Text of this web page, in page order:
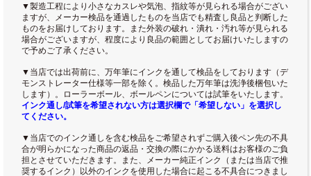
▼製造工程により小さなカスレや気泡、指紋等が見られる場合がござい
ますが、メーカー検品を通過したものを当店でも精査し良品と判断した
ものをお届けしております。また外装の破れ・潰れ・汚れ等が見られる
場合がございますが、程度により良品の範囲としてお届けいたしますの
で予めご了承ください。
▼当店では出荷前に、万年筆にインクを通して検品をしております（デ
モンストレーター仕様等一部を除く。検品した万年筆は洗浄後梱包いた
します）。ローラーボール、ボールペンについては試筆をいたします。
インク通し/試筆を希望されない方は選択欄で「希望しない」を選択し
てください。
▼当店でのインク通しを含む検品をご希望されずご購入後ペン先の不具
合が明らかになった商品の返品・交換の際にかかる送料はお客様のご負
担とさせていただきます。また、メーカー純正インク（または当店で推
奨するインク）以外のインクを使用した場合に起こる不具合につきまし